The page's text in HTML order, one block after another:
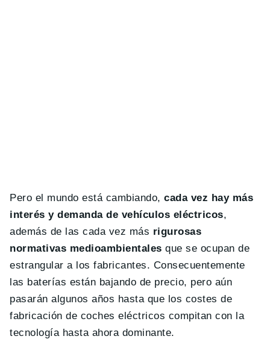
Pero el mundo está cambiando,cada vez hay más
interés y demanda de vehículos eléctricos,
además de las cada vez más rigurosas
normativas medioambientales que se ocupan de
estrangular a los fabricantes. Consecuentemente
las baterías están bajando de precio, pero aún
pasarán algunos años hasta que los costes de
fabricación de coches eléctricos compitan con la
tecnología hasta ahora dominante.